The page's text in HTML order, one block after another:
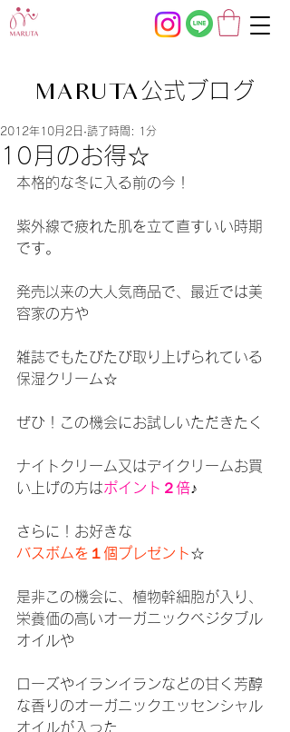
MARUTA公式ブログ
10月のお得☆
2012年10月2日 読了時間: 1分
本格的な冬に入る前の今！
紫外線で疲れた肌を立て直すいい時期
です。
発売以来の大人気商品で、最近では美
容家の方や
雑誌でもたびたび取り上げられている
保湿クリーム☆
ぜひ！この機会にお試しいただきたく
ナイトクリーム又はデイクリームお買
い上げの方はポイント２倍♪
さらに！お好きな
バスボムを１個プレゼント☆
是非この機会に、植物幹細胞が入り、
栄養価の高いオーガニックベジタブル
オイルや
ローズやイランイランなどの甘く芳醇
な香りのオーガニックエッセンシャル
オイルが入った